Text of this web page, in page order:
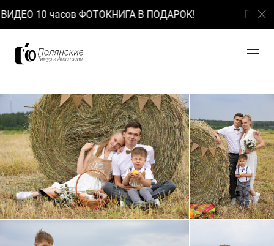
10 часов ФОТОКНИГА В ПОДАРОК! При